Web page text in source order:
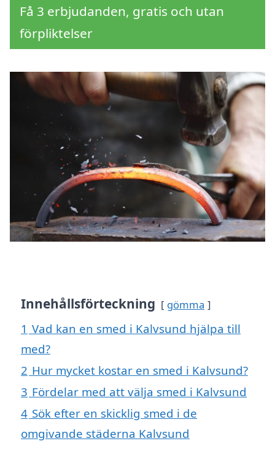
Få 3 erbjudanden, gratis och utan
förpliktelser
Innehållsförteckning gömma
1 Vad kan en smed i Kalvsund hjälpa till
med?
2 Hur mycket kostar en smed i Kalvsund?
3 Fördelar med att välja smed i Kalvsund
4 Sök efter en skicklig smed i de
omgivande städerna Kalvsund